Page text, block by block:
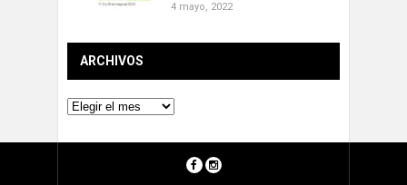
4 mayo, 2022
ARCHIVOS
Archivos